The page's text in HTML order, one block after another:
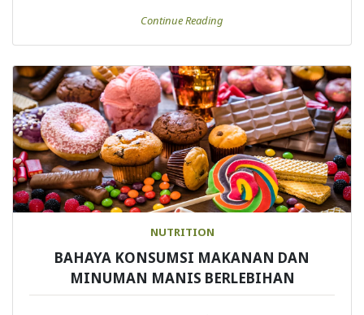
Continue Reading
NUTRITION
BAHAYA KONSUMSI MAKANAN DAN
MINUMAN MANIS BERLEBIHAN